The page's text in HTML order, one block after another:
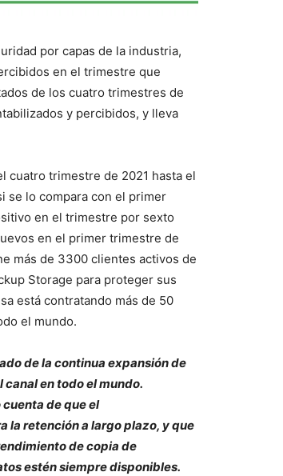
por capas de la industria,
en el trimestre que
de los cuatro trimestres de
y percibidos, y lleva
cuatro trimestre de 2021 hasta el
se lo compara con el primer
en el trimestre por sexto
en el primer trimestre de
más de 3300 clientes activos de
Storage para proteger sus
está contratando más de 50
el mundo.
de la continua expansión de
en todo el mundo.
de que el
la retención a largo plazo, y que
de copia de
estén siempre disponibles.